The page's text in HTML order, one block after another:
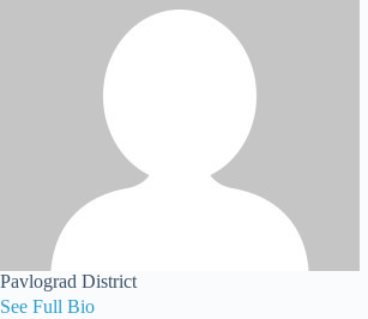
Pavlograd District
See Full Bio